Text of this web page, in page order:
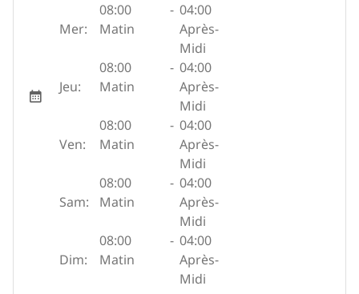
Mer:
08:00
Matin
- 04:00
Après-
Midi
Jeu:
08:00
Matin
- 04:00
Après-
Midi
Ven:
08:00
Matin
- 04:00
Après-
Midi
Sam:
08:00
Matin
- 04:00
Après-
Midi
Dim:
08:00
Matin
- 04:00
Après-
Midi